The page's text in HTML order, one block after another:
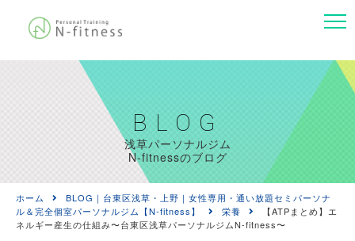
BLOG
浅草パーソナルジム
N-fitnessのブログ
ホーム
BLOG｜台東区浅草・上野｜女性専用・通い放題セミパーソナ
ル＆完全個室パーソナルジム【N-fitness】
栄養
【ATPまとめ】エ
ネルギー産生の仕組み〜台東区浅草パーソナルジムN-fitness〜